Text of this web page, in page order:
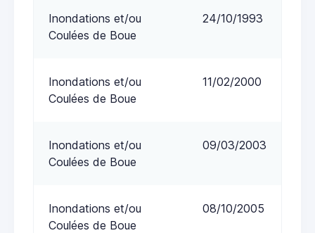
Inondations et/ou
Coulées de Boue
24/10/1993
Inondations et/ou
Coulées de Boue
11/02/2000
Inondations et/ou
Coulées de Boue
09/03/2003
Inondations et/ou
Coulées de Boue
08/10/2005